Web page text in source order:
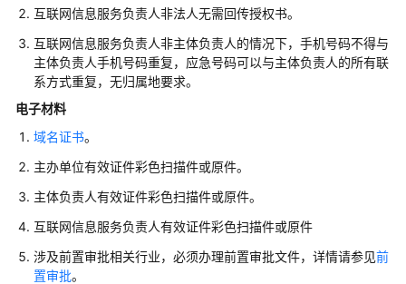
案
准
备
备
案
准
备
述
注
互联网信息服务负责人非法人无需回传授权书。
互联网信息服务负责人非主体负责人的情况下，手机号码不得与
主体负责人手机号码重复，应急号码可以与主体负责人的所有联
系方式重复，无归属地要求。
电子材料
域名证书。
主办单位有效证件彩色扫描件或原件。
主体负责人有效证件彩色扫描件或原件。
互联网信息服务负责人有效证件彩色扫描件或原件
涉及前置审批相关行业，必须办理前置审批文件，详情请参见前
置审批。